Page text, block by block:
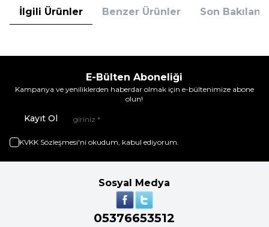
İlgili Ürünler Benzer Ürünler Son
E-Bülten Aboneliği
Kampanya ve yeniliklerden haberdar olmak için e-bültenimize abone
olun!
Kayıt Ol
KVKK Sözleşmesi'ni okudum, kabul ediyorum.
Sosyal Medya
05376653512